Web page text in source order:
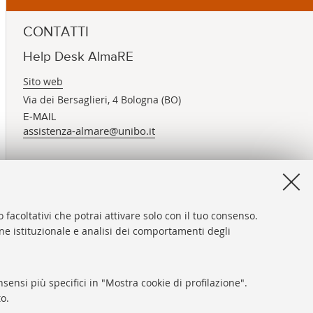
che potrai attivare solo con il tuo consenso.
istituzionale e analisi dei comportamenti degli
più specifici in "Mostra cookie di profilazione".
CONTATTI
Help Desk AlmaRE
Sito web
Via dei Bersaglieri, 4 Bologna (BO)
E-MAIL
assistenza-almare@unibo.it
sul sito e accessibilità